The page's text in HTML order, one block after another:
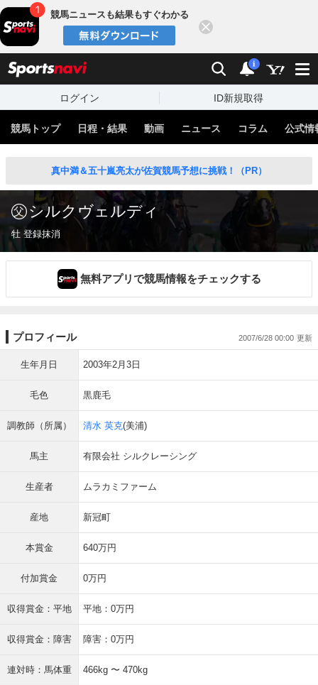
競馬ニュースも結果もすぐわかる
検索 通知
i
ログイン ID新規取得
競馬トップ 日程・結果 動画 ニュース コラム 公式情
真中満＆五十嵐亮太が佐賀競馬予想に挑戦！（PR）
シルクヴェルディ
牡 登録抹消
無料アプリで競馬情報をチェックする
プロフィール 2007/6/28 00:00
生年月日 2003年2月3日
毛色 黒鹿毛
調教師（所属） 清水 英克(美浦)
馬主 有限会社 シルクレーシング
生産者 ムラカミファーム
産地 新冠町
本賞金 640万円
付加賞金 0万円
収得賞金：平地 平地：0万円
収得賞金：障害 障害：0万円
連対時：馬体重 466kg 〜 470kg